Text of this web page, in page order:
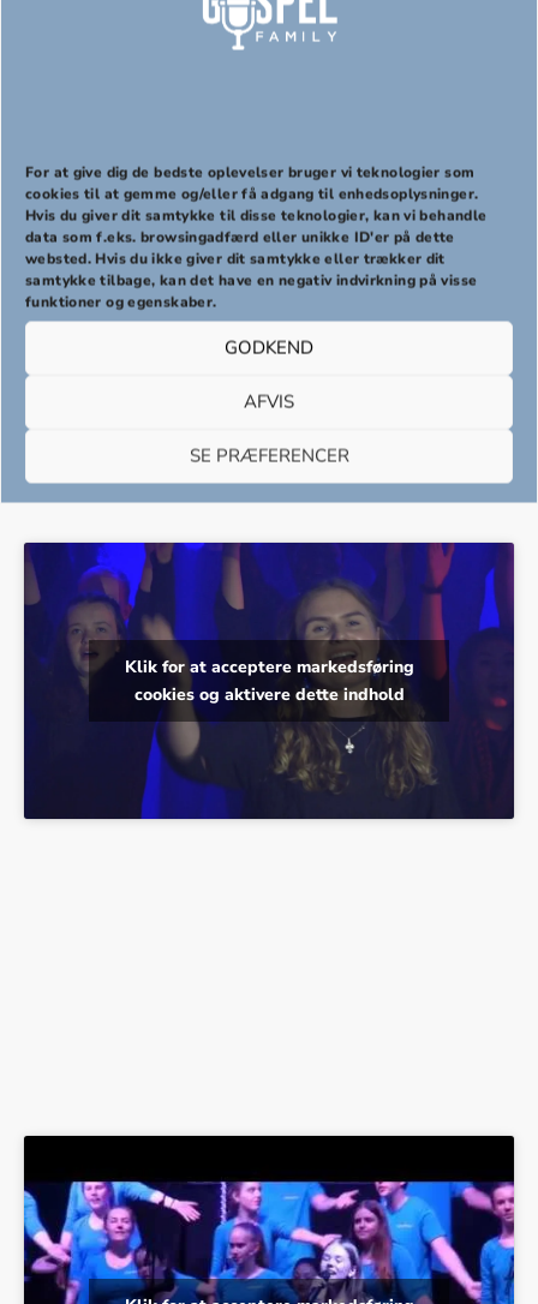
For at give dig de bedste oplevelser bruger vi teknologier som
cookies til at gemme og/eller få adgang til enhedsoplysninger.
Hvis du giver dit samtykke til disse teknologier, kan vi behandle
data som f.eks. browsingadfærd eller unikke ID'er på dette
websted. Hvis du ikke giver dit samtykke eller trækker dit
samtykke tilbage, kan det have en negativ indvirkning på visse
funktioner og egenskaber.
GODKEND
AFVIS
SE PRÆFERENCER
Klik for at acceptere markedsføring
cookies og aktivere dette indhold
PREVIOUS